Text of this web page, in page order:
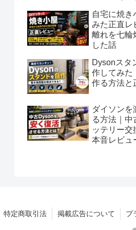
自宅に焼き
みた正直レ
離れを七輪
した話
Dysonスタ
作してみた
作る方法と
ダイソンを
る方法｜中
ッテリー交
本音レビュ
特定商取引法 掲載広告について プ